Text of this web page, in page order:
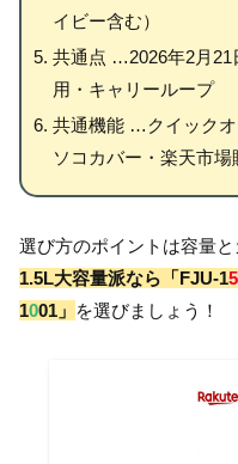
イビー含む）
共通点 …2026年2月21
用・キャリーループ
共通機能 …クイックオ
ソコカバー・楽天市場
選び方のポイントは容量と
1.5L大容量派なら「FJU-15
1001」 を選びましょう！